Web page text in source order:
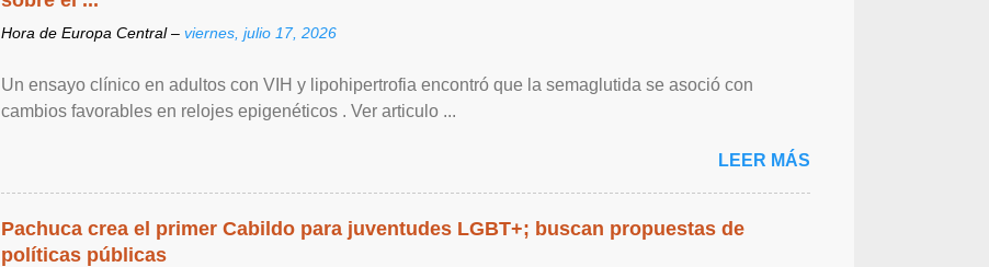
Hora de Europa Central – viernes, julio 17, 2026
Un ensayo clínico en adultos con VIH y lipohipertrofia encontró que la semaglutida se asoció con
cambios favorables en relojes epigenéticos . Ver articulo ...
LEER MÁS
Pachuca crea el primer Cabildo para juventudes LGBT+; buscan propuestas de
políticas públicas